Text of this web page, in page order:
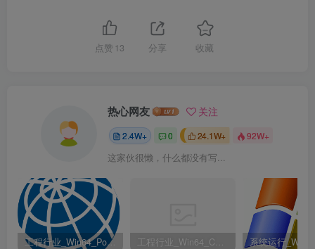
点赞 13 分享 收藏
热心网友 关注
2.4W+ 0 24.1W+ 92W+
这家伙很懒，什么都没有写...
工程行业_Win64_PointWise 18.6 R2 x64资源下载地址_百度网盘迅雷BT 工程行业_Win64_Cadence Fidelity Pointwise 2024.1 x64资源下载地址_百度网盘迅雷BT